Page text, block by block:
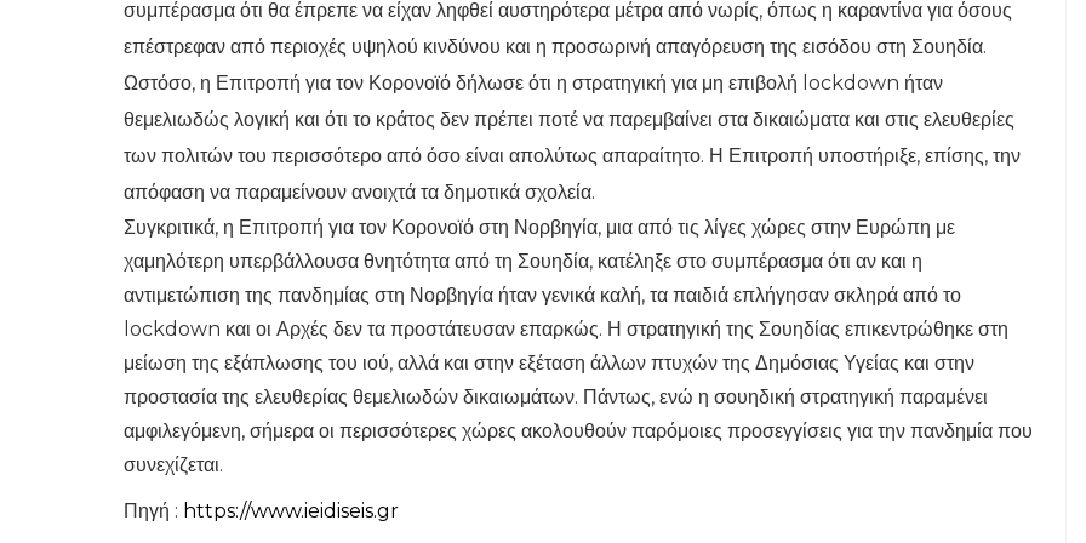
συμπέρασμα ότι θα έπρεπε να είχαν ληφθεί αυστηρότερα μέτρα από νωρίς, όπως η καραντίνα για όσους
επέστρεφαν από περιοχές υψηλού κινδύνου και η προσωρινή απαγόρευση της εισόδου στη Σουηδία.
Ωστόσο, η Επιτροπή για τον Κορονοϊό δήλωσε ότι η στρατηγική για μη επιβολή lockdown ήταν
θεμελιωδώς λογική και ότι το κράτος δεν πρέπει ποτέ να παρεμβαίνει στα δικαιώματα και στις ελευθερίες
των πολιτών του περισσότερο από όσο είναι απολύτως απαραίτητο. Η Επιτροπή υποστήριξε, επίσης, την
απόφαση να παραμείνουν ανοιχτά τα δημοτικά σχολεία.
Συγκριτικά, η Επιτροπή για τον Κορονοϊό στη Νορβηγία, μια από τις λίγες χώρες στην Ευρώπη με
χαμηλότερη υπερβάλλουσα θνητότητα από τη Σουηδία, κατέληξε στο συμπέρασμα ότι αν και η
αντιμετώπιση της πανδημίας στη Νορβηγία ήταν γενικά καλή, τα παιδιά επλήγησαν σκληρά από το
lockdown και οι Αρχές δεν τα προστάτευσαν επαρκώς. Η στρατηγική της Σουηδίας επικεντρώθηκε στη
μείωση της εξάπλωσης του ιού, αλλά και στην εξέταση άλλων πτυχών της Δημόσιας Υγείας και στην
προστασία της ελευθερίας θεμελιωδών δικαιωμάτων. Πάντως, ενώ η σουηδική στρατηγική παραμένει
αμφιλεγόμενη, σήμερα οι περισσότερες χώρες ακολουθούν παρόμοιες προσεγγίσεις για την πανδημία που
συνεχίζεται.
Πηγή : https://www.ieidiseis.gr